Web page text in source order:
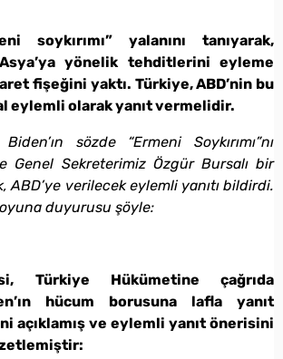
soykırımı” yalanını tanıyarak,
yönelik tehditlerini eyleme
fişeğini yaktı. Türkiye, ABD’nin bu
eylemli olarak yanıt vermelidir.
sözde “Ermeni Soykırımı”nı
Genel Sekreterimiz Özgür Bursalı bir
ABD’ye verilecek eylemli yanıtı bildirdi.
duyurusu şöyle:
Türkiye Hükümetine çağrıda
hücum borusuna lafla yanıt
açıklamış ve eylemli yanıt önerisini